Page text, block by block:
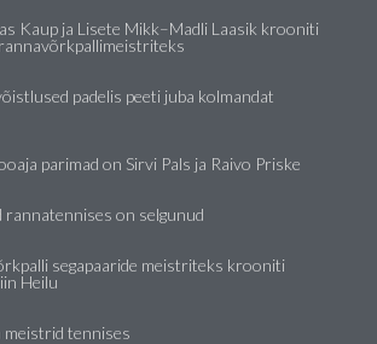
Kaup ja Lisete Mikk–Madli Laasik krooniti
padelis peeti juba kolmandat
parimad on Sirvi Pals ja Raivo Priske
rannatennises on selgunud
segapaaride meistriteks krooniti
Heilu
meistrid tennises